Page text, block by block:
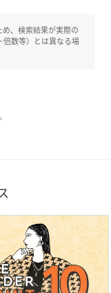
、検索結果が実際の
倍数等）とは異なる場